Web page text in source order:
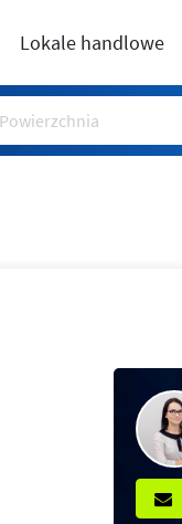
Lokale handlowe
Powierzchnia